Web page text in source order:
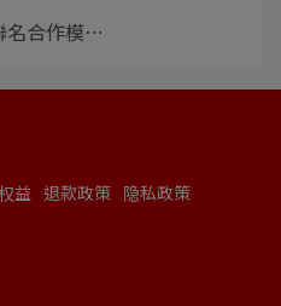
名合作模⋯
益 退款政策 隐私政策